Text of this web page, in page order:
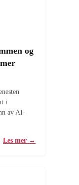
og
i
av AI-
Les mer →